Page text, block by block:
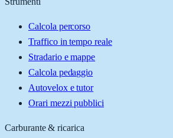
Calcola percorso
Traffico in tempo reale
Stradario e mappe
Calcola pedaggio
Autovelox e tutor
Orari mezzi pubblici
Carburante & ricarica